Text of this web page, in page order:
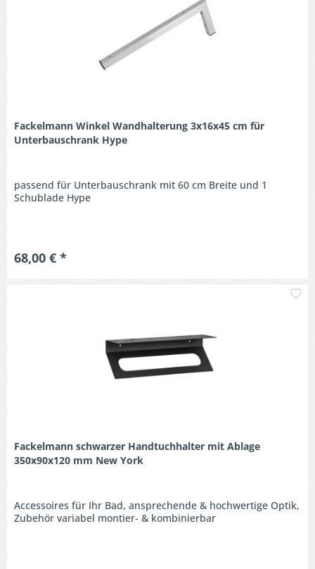
Fackelmann Winkel Wandhalterung 3x16x45 cm für
Unterbauschrank Hype
passend für Unterbauschrank mit 60 cm Breite und 1
Schublade Hype
68,00 € *
Fackelmann schwarzer Handtuchhalter mit Ablage
350x90x120 mm New York
Accessoires für Ihr Bad, ansprechende & hochwertige Optik,
Zubehör variabel montier- & kombinierbar